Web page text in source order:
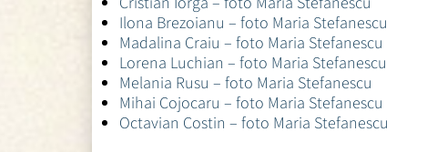
Ilona Brezoianu – foto Maria Stefanescu
Madalina Craiu – foto Maria Stefanescu
Lorena Luchian – foto Maria Stefanescu
Melania Rusu – foto Maria Stefanescu
Mihai Cojocaru – foto Maria Stefanescu
Octavian Costin – foto Maria Stefanescu